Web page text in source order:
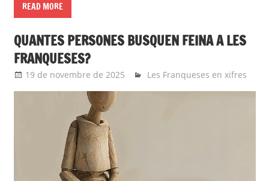
READ MORE
QUANTES PERSONES BUSQUEN FEINA A LES
FRANQUESES?
19 de novembre de 2025 agusti
Les Franqueses en xifres